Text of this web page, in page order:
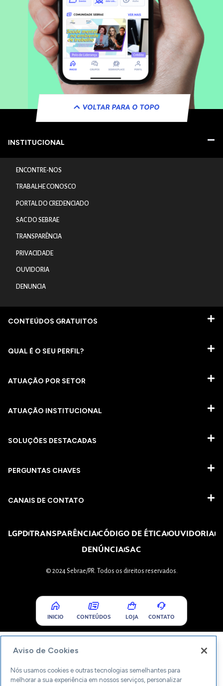
VOLTAR PARA O TOPO
INSTITUCIONAL
ENCONTRE-NOS
TRABALHE CONOSCO
PORTAL DO CREDENCIADO
SAC DO SEBRAE
TRANSPARÊNCIA
PRIVACIDADE
OUVIDORIA
DENUNCIA
CONTEÚDOS GRATUITOS
QUAL É O SEU PERFIL?
ATUAÇÃO POR SETOR
ATUAÇÃO INSTITUCIONAL
SOLUÇÕES DESTACADAS
PERGUNTAS CHAVES​
CANAIS DE CONTATO
LGPDTRANSPARÊNCIACÓDIGO DE ÉTICAOUVIDORIA
DENÚNCIASAC
© 2024 Sebrae/PR. Todos os direitos reservados.
INICIO CONTEÚDOS LOJA CONTATO
Aviso de Cookies
Nós usamos cookies e outras tecnologias semelhantes para
melhorar a sua experiência em nossos serviços, personalizar